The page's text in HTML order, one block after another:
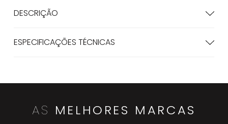
DESCRIÇÃO
ESPECIFICAÇÕES TÉCNICAS
AS MELHORES MARCAS